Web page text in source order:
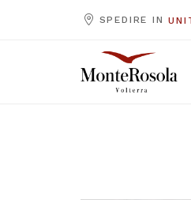
SPEDIRE IN